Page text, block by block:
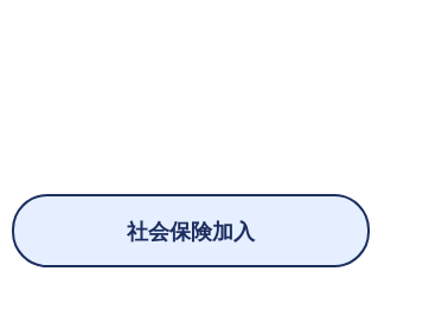
社会保険加入